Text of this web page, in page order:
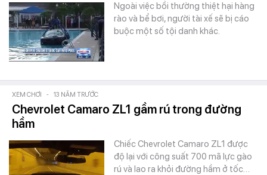
Ngoài việc bồi thường thiệt hại hàng
rào và bể bơi, người tài xế sẽ bị cáo
buộc một số tội danh khác.
XEM CHƠI - 13 NĂM TRƯỚC
Chevrolet Camaro ZL1 gầm rú trong đường
hầm
Chiếc Chevrolet Camaro ZL1 được
độ lại với công suất 700 mã lực gào
rú và lao ra khỏi đường hầm ở tốc…